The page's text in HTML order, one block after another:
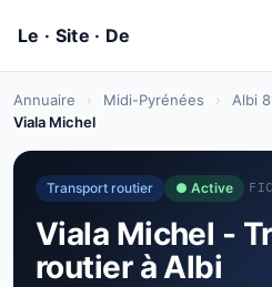
Annuaire › Midi-Pyrénées › Albi
Viala Michel
Transport routier ● Active
Viala Michel -
routier à Albi